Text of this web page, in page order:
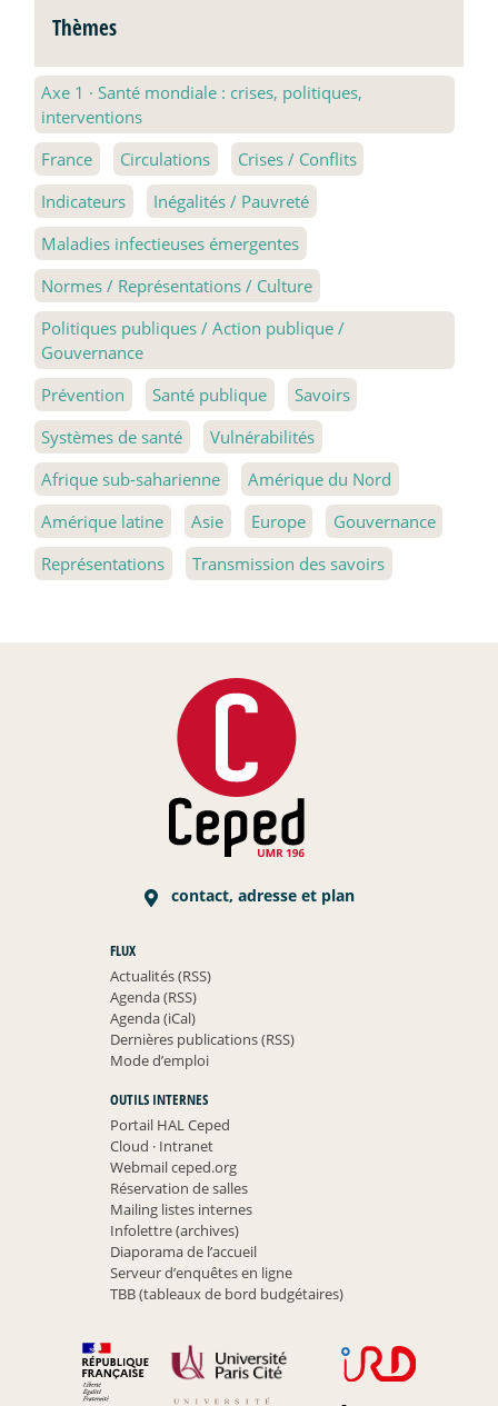
Thèmes
Axe 1 · Santé mondiale : crises, politiques,
interventions
France
Circulations
Crises / Conflits
Indicateurs
Inégalités / Pauvreté
Maladies infectieuses émergentes
Normes / Représentations / Culture
Politiques publiques / Action publique /
Gouvernance
Prévention
Santé publique
Savoirs
Systèmes de santé
Vulnérabilités
Afrique sub-saharienne
Amérique du Nord
Amérique latine
Asie Europe
Gouvernance
Représentations
Transmission des savoirs
contact, adresse et plan
FLUX
Actualités (RSS)
Agenda (RSS)
Agenda (iCal)
Dernières publications (RSS)
Mode d’emploi
OUTILS INTERNES
Portail HAL Ceped
Cloud ·Intranet
Webmail ceped.org
Réservation de salles
Mailing listes internes
Infolettre (archives)
Diaporama de l’accueil
Serveur d’enquêtes en ligne
TBB (tableaux de bord budgétaires)